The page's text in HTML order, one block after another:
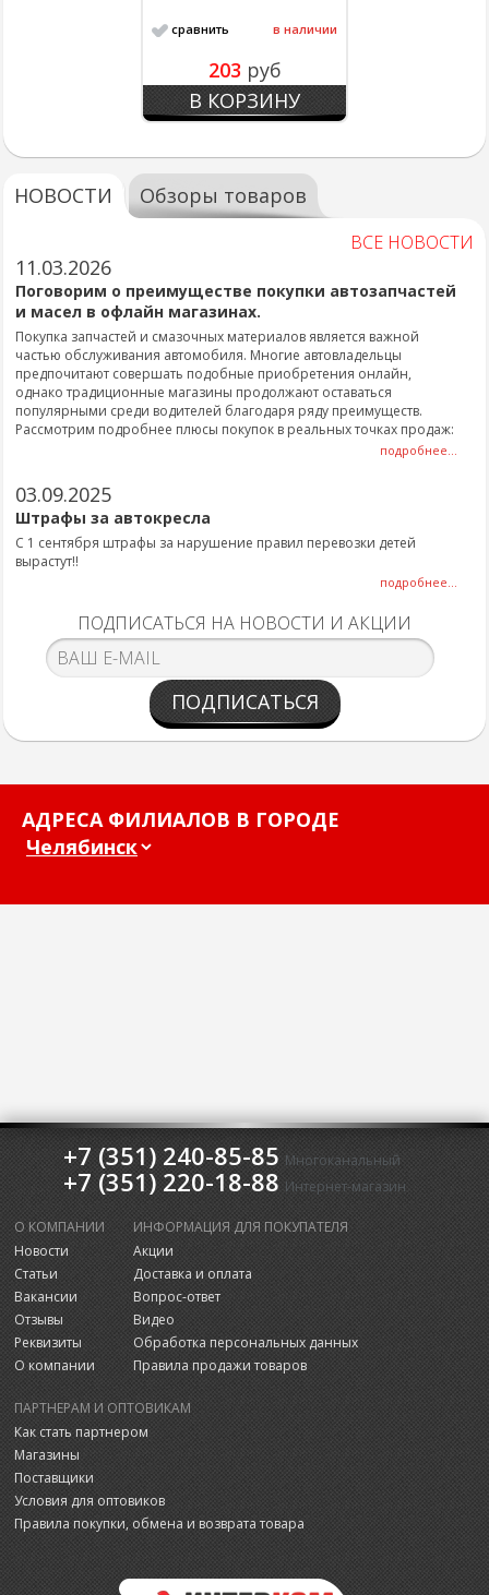
сравнить в наличии
203 руб
В КОРЗИНУ
НОВОСТИ Обзоры товаров
ВСЕ НОВОСТИ
11.03.2026
Поговорим о преимуществе покупки автозапчастей
и масел в офлайн магазинах.
Покупка запчастей и смазочных материалов является важной
частью обслуживания автомобиля. Многие автовладельцы
предпочитают совершать подобные приобретения онлайн,
однако традиционные магазины продолжают оставаться
популярными среди водителей благодаря ряду преимуществ.
Рассмотрим подробнее плюсы покупок в реальных точках продаж:
подробнее...
03.09.2025
Штрафы за автокресла
С 1 сентября штрафы за нарушение правил перевозки детей
вырастут!!
подробнее...
ПОДПИСАТЬСЯ НА НОВОСТИ И АКЦИИ
ПОДПИСАТЬСЯ
АДРЕСА ФИЛИАЛОВ В ГОРОДЕ
+7 (351) 240-85-85 Многоканальный
+7 (351) 220-18-88 Интернет-магазин
О КОМПАНИИ
Новости
Статьи
Вакансии
Отзывы
Реквизиты
О компании
ИНФОРМАЦИЯ ДЛЯ ПОКУПАТЕЛЯ
Акции
Доставка и оплата
Вопрос-ответ
Видео
Обработка персональных данных
Правила продажи товаров
ПАРТНЕРАМ И ОПТОВИКАМ
Как стать партнером
Магазины
Поставщики
Условия для оптовиков
Правила покупки, обмена и возврата товара